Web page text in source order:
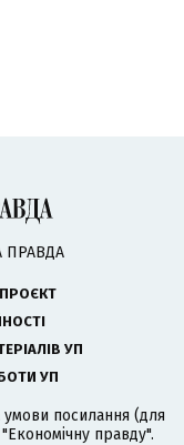
ПРАВДА
УП
УП
умови посилання (для
правду".